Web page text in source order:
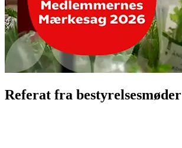
Referat fra bestyrelsesmøder